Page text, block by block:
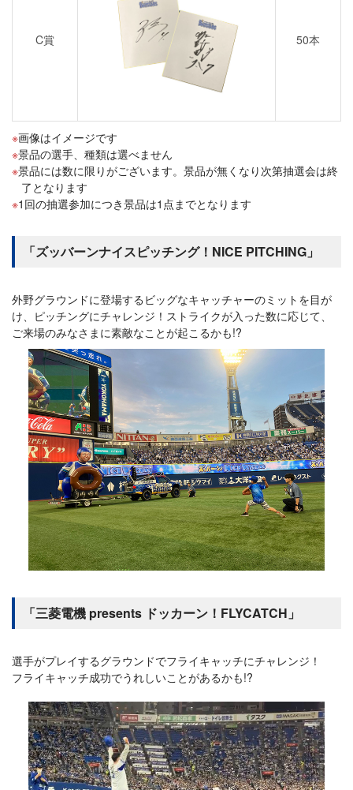
C賞 50本
画像はイメージです
景品の選手、種類は選べません
景品には数に限りがございます。景品が無くなり次第抽選会は終
了となります
1回の抽選参加につき景品は1点までとなります
「ズッバーンナイスピッチング！NICE PITCHING」
外野グラウンドに登場するビッグなキャッチャーのミットを目が
け、ピッチングにチャレンジ！ストライクが入った数に応じて、
ご来場のみなさまに素敵なことが起こるかも!?
「三菱電機 presents ドッカーン！FLYCATCH」
選手がプレイするグラウンドでフライキャッチにチャレンジ！
フライキャッチ成功でうれしいことがあるかも!?